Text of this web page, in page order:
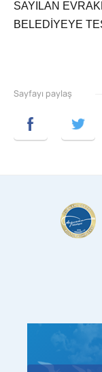
SAYILAN
BELEDİYEYE
Sayfayı paylaş